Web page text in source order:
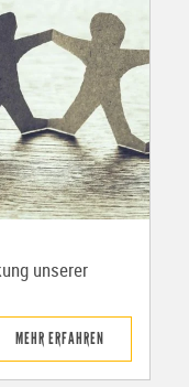
unserer
MEHR ERFAHREN